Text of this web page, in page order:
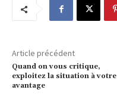
Article précédent
Quand on vous critique,
exploitez la situation à votre
avantage